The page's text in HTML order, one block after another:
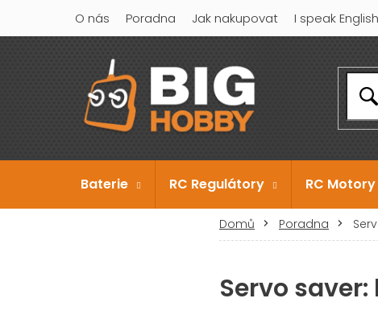
obsah
O nás Poradna Jak nakupovat I speak English
Baterie RC Regulátory RC Motory
Domů Poradna
Servo